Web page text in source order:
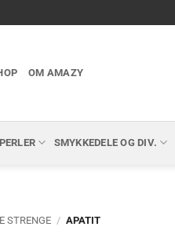
OM AMAZY
SMYKKEDELE OG DIV.
STRENGE / APATIT